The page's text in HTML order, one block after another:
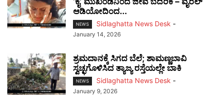
ಆಡಿಯೋದಿಂದ...
NEWS Sidlaghatta News Desk -
January 14, 2026
ಶ್ರಮದಾನಕ್ಕೆ ಸಿಗದ ಬೆಲೆ; ಶಾಮಣ್ಣಬಾವಿ
ಸ್ವಚ್ಛಗೊಳಿಸಿದ ತ್ಯಾಜ್ಯ ರಸ್ತೆಯಲ್ಲೇ ಬಾಕಿ
NEWS Sidlaghatta News Desk -
January 9, 2026